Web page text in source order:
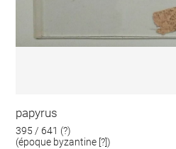
papyrus
395 / 641 (?)
(époque byzantine [?])